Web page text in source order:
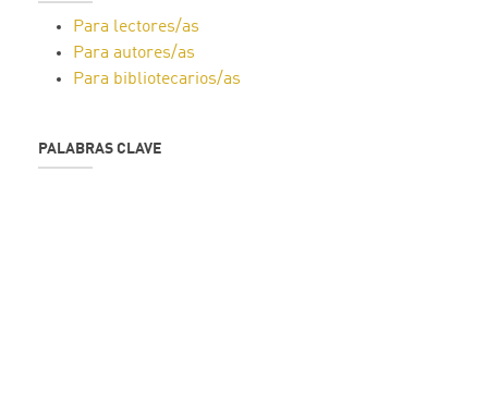
Para lectores/as
Para autores/as
Para bibliotecarios/as
PALABRAS CLAVE